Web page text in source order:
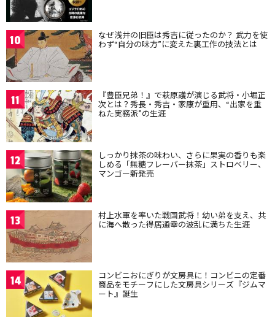
10 なぜ浅井の旧臣は秀吉に従ったのか？ 武力を使
わず“自分の味方”に変えた裏工作の技法とは
11 『豊臣兄弟！』で萩原護が演じる武将・小堀正
次とは？秀長・秀吉・家康が重用、“出家を重
ねた実務派”の生涯
12 しっかり抹茶の味わい、さらに果実の香りも楽
しめる「無糖フレーバー抹茶」ストロベリー、
マンゴー新発売
13 村上水軍を率いた戦国武将！幼い弟を支え、共
に海へ散った得居通幸の波乱に満ちた生涯
14 コンビニおにぎりが文房具に！コンビニの定番
商品をモチーフにした文房具シリーズ『ジムマ
ート』誕生